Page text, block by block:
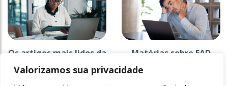
Valorizamos sua privacidade
Os artigos mais lidos da
Matérias sobre EAD
mais lidas do ano; veja